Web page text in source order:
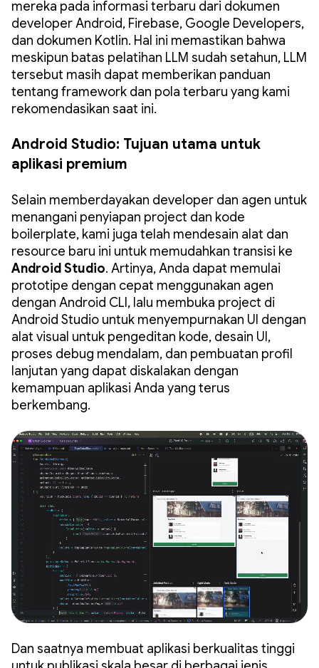
mereka pada informasi terbaru dari dokumen
developer Android, Firebase, Google Developers,
dan dokumen Kotlin. Hal ini memastikan bahwa
meskipun batas pelatihan LLM sudah setahun, LLM
tersebut masih dapat memberikan panduan
tentang framework dan pola terbaru yang kami
rekomendasikan saat ini.
Android Studio: Tujuan utama untuk
aplikasi premium
Selain memberdayakan developer dan agen untuk
menangani penyiapan project dan kode
boilerplate, kami juga telah mendesain alat dan
resource baru ini untuk memudahkan transisi ke
Android Studio. Artinya, Anda dapat memulai
prototipe dengan cepat menggunakan agen
dengan Android CLI, lalu membuka project di
Android Studio untuk menyempurnakan UI dengan
alat visual untuk pengeditan kode, desain UI,
proses debug mendalam, dan pembuatan profil
lanjutan yang dapat diskalakan dengan
kemampuan aplikasi Anda yang terus
berkembang.
Dan saatnya membuat aplikasi berkualitas tinggi